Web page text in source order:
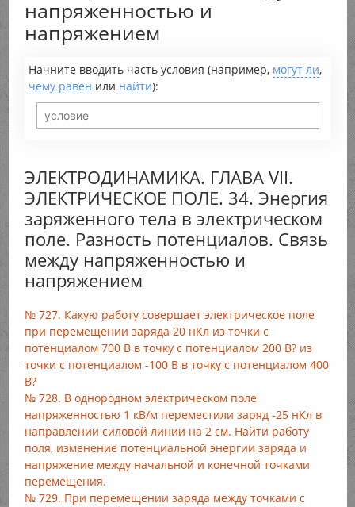
напряженностью и
напряжением
Начните вводить часть условия (например, могут ли,
чему равен или найти):
ЭЛЕКТРОДИНАМИКА. ГЛАВА VII.
ЭЛЕКТРИЧЕСКОЕ ПОЛЕ. 34. Энергия
заряженного тела в электрическом
поле. Разность потенциалов. Связь
между напряженностью и
напряжением
№ 727. Какую работу совершает электрическое поле
при перемещении заряда 20 нКл из точки с
потенциалом 700 В в точку с потенциалом 200 В? из
точки с потенциалом -100 В в точку с потенциалом 400
В?
№ 728. В однородном электрическом поле
напряженностью 1 кВ/м переместили заряд -25 нКл в
направлении силовой линии на 2 см. Найти работу
поля, изменение потенциальной энергии заряда и
напряжение между начальной и конечной точками
перемещения.
№ 729. При перемещении заряда между точками с